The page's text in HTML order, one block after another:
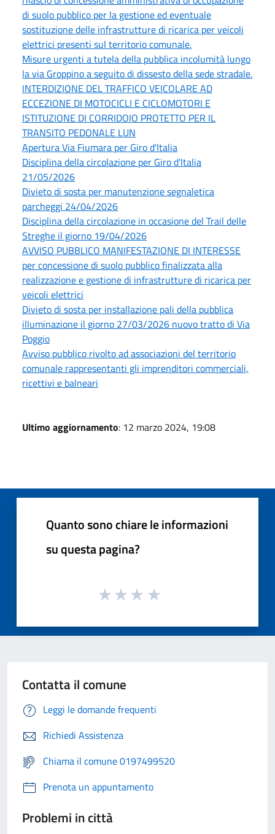
di suolo pubblico per la gestione ed eventuale
sostituzione delle infrastrutture di ricarica per veicoli
elettrici presenti sul territorio comunale.
Misure urgenti a tutela della pubblica incolumità lungo
la via Groppino a seguito di dissesto della sede stradale.
INTERDIZIONE DEL TRAFFICO VEICOLARE AD
ECCEZIONE DI MOTOCICLI E CICLOMOTORI E
ISTITUZIONE DI CORRIDOIO PROTETTO PER IL
TRANSITO PEDONALE LUN
Apertura Via Fiumara per Giro d'Italia
Disciplina della circolazione per Giro d'Italia
21/05/2026
Divieto di sosta per manutenzione segnaletica
parcheggi 24/04/2026
Disciplina della circolazione in occasione del Trail delle
Streghe il giorno 19/04/2026
AVVISO PUBBLICO MANIFESTAZIONE DI INTERESSE
per concessione di suolo pubblico finalizzata alla
realizzazione e gestione di infrastrutture di ricarica per
veicoli elettrici
Divieto di sosta per installazione pali della pubblica
illuminazione il giorno 27/03/2026 nuovo tratto di Via
Poggio
Avviso pubblico rivolto ad associazioni del territorio
comunale rappresentanti gli imprenditori commerciali,
ricettivi e balneari
Ultimo aggiornamento: 12 marzo 2024, 19:08
Quanto sono chiare le informazioni
su questa pagina?
Contatta il comune
Leggi le domande frequenti
Richiedi Assistenza
Chiama il comune 0197499520
Prenota un appuntamento
Problemi in città